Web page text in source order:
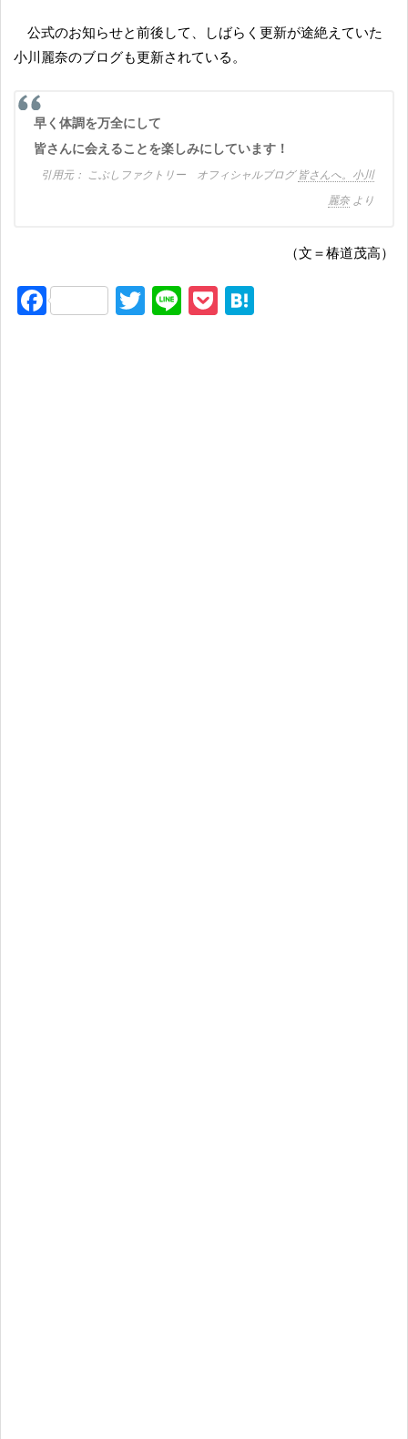
公式のお知らせと前後して、しばらく更新が途絶えていた
小川麗奈のブログも更新されている。
早く体調を万全にして
皆さんに会えることを楽しみにしています！
こぶしファクトリー オフィシャルブログ皆さんへ。小川
麗奈より
（文＝椿道茂高）
F
T
Li
P